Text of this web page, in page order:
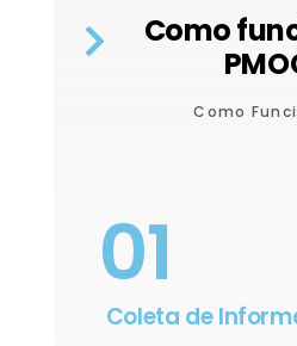
Como
Como
01
Coleta de